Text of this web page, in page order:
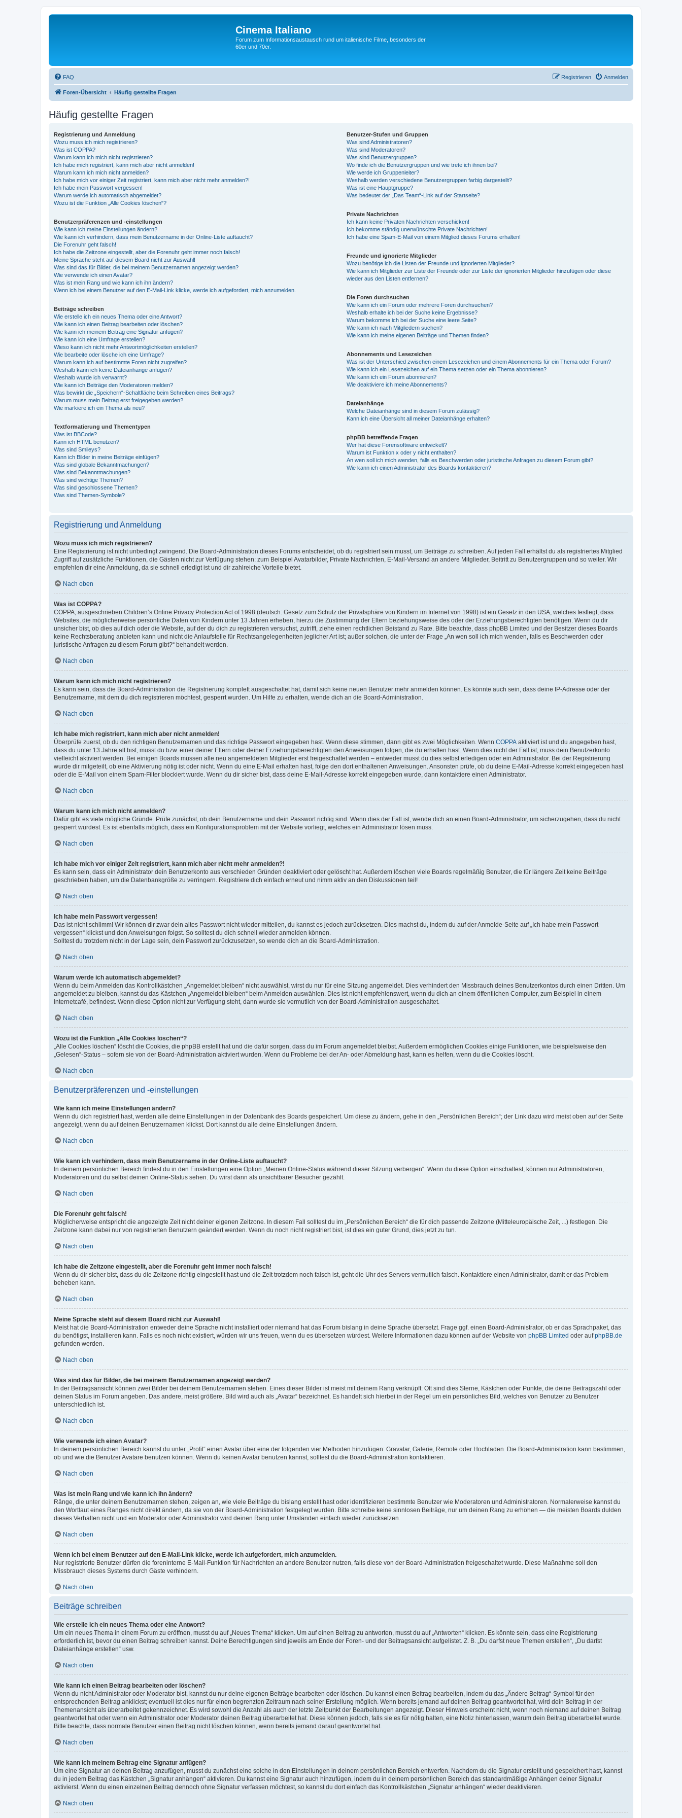
Cinema Italiano
Forum zum Informationsaustausch rund um italienische Filme, besonders der
60er und 70er.
FAQ Anmelden
Registrieren
Foren-Übersicht Häufig gestellte Fragen
Häufig gestellte Fragen
Registrierung und Anmeldung
Wozu muss ich mich registrieren?
Was ist COPPA?
Warum kann ich mich nicht registrieren?
Ich habe mich registriert, kann mich aber nicht anmelden!
Warum kann ich mich nicht anmelden?
Ich habe mich vor einiger Zeit registriert, kann mich aber nicht mehr anmelden?!
Ich habe mein Passwort vergessen!
Warum werde ich automatisch abgemeldet?
Wozu ist die Funktion „Alle Cookies löschen“?
Benutzerpräferenzen und -einstellungen
Wie kann ich meine Einstellungen ändern?
Wie kann ich verhindern, dass mein Benutzername in der Online-Liste auftaucht?
Die Forenuhr geht falsch!
Ich habe die Zeitzone eingestellt, aber die Forenuhr geht immer noch falsch!
Meine Sprache steht auf diesem Board nicht zur Auswahl!
Was sind das für Bilder, die bei meinem Benutzernamen angezeigt werden?
Wie verwende ich einen Avatar?
Was ist mein Rang und wie kann ich ihn ändern?
Wenn ich bei einem Benutzer auf den E-Mail-Link klicke, werde ich aufgefordert, mich anzumelden.
Beiträge schreiben
Wie erstelle ich ein neues Thema oder eine Antwort?
Wie kann ich einen Beitrag bearbeiten oder löschen?
Wie kann ich meinem Beitrag eine Signatur anfügen?
Wie kann ich eine Umfrage erstellen?
Wieso kann ich nicht mehr Antwortmöglichkeiten erstellen?
Wie bearbeite oder lösche ich eine Umfrage?
Warum kann ich auf bestimmte Foren nicht zugreifen?
Weshalb kann ich keine Dateianhänge anfügen?
Weshalb wurde ich verwarnt?
Wie kann ich Beiträge den Moderatoren melden?
Was bewirkt die „Speichern“-Schaltfläche beim Schreiben eines Beitrags?
Warum muss mein Beitrag erst freigegeben werden?
Wie markiere ich ein Thema als neu?
Textformatierung und Thementypen
Was ist BBCode?
Kann ich HTML benutzen?
Was sind Smileys?
Kann ich Bilder in meine Beiträge einfügen?
Was sind globale Bekanntmachungen?
Was sind Bekanntmachungen?
Was sind wichtige Themen?
Was sind geschlossene Themen?
Was sind Themen-Symbole?
Benutzer-Stufen und Gruppen
Was sind Administratoren?
Was sind Moderatoren?
Was sind Benutzergruppen?
Wo finde ich die Benutzergruppen und wie trete ich ihnen bei?
Wie werde ich Gruppenleiter?
Weshalb werden verschiedene Benutzergruppen farbig dargestellt?
Was ist eine Hauptgruppe?
Was bedeutet der „Das Team“-Link auf der Startseite?
Private Nachrichten
Ich kann keine Privaten Nachrichten verschicken!
Ich bekomme ständig unerwünschte Private Nachrichten!
Ich habe eine Spam-E-Mail von einem Mitglied dieses Forums erhalten!
Freunde und ignorierte Mitglieder
Wozu benötige ich die Listen der Freunde und ignorierten Mitglieder?
Wie kann ich Mitglieder zur Liste der Freunde oder zur Liste der ignorierten Mitglieder hinzufügen oder diese
wieder aus den Listen entfernen?
Die Foren durchsuchen
Wie kann ich ein Forum oder mehrere Foren durchsuchen?
Weshalb erhalte ich bei der Suche keine Ergebnisse?
Warum bekomme ich bei der Suche eine leere Seite?
Wie kann ich nach Mitgliedern suchen?
Wie kann ich meine eigenen Beiträge und Themen finden?
Abonnements und Lesezeichen
Was ist der Unterschied zwischen einem Lesezeichen und einem Abonnements für ein Thema oder Forum?
Wie kann ich ein Lesezeichen auf ein Thema setzen oder ein Thema abonnieren?
Wie kann ich ein Forum abonnieren?
Wie deaktiviere ich meine Abonnements?
Dateianhänge
Welche Dateianhänge sind in diesem Forum zulässig?
Kann ich eine Übersicht all meiner Dateianhänge erhalten?
phpBB betreffende Fragen
Wer hat diese Forensoftware entwickelt?
Warum ist Funktion x oder y nicht enthalten?
An wen soll ich mich wenden, falls es Beschwerden oder juristische Anfragen zu diesem Forum gibt?
Wie kann ich einen Administrator des Boards kontaktieren?
Registrierung und Anmeldung
Wozu muss ich mich registrieren?
Eine Registrierung ist nicht unbedingt zwingend. Die Board-Administration dieses Forums entscheidet, ob du registriert sein musst, um Beiträge zu schreiben. Auf jeden Fall erhältst du als registriertes Mitglied
Zugriff auf zusätzliche Funktionen, die Gästen nicht zur Verfügung stehen: zum Beispiel Avatarbilder, Private Nachrichten, E-Mail-Versand an andere Mitglieder, Beitritt zu Benutzergruppen und so weiter. Wir
empfehlen dir eine Anmeldung, da sie schnell erledigt ist und dir zahlreiche Vorteile bietet.
Nach oben
Was ist COPPA?
COPPA, ausgeschrieben Children’s Online Privacy Protection Act of 1998 (deutsch: Gesetz zum Schutz der Privatsphäre von Kindern im Internet von 1998) ist ein Gesetz in den USA, welches festlegt, dass
Websites, die möglicherweise persönliche Daten von Kindern unter 13 Jahren erheben, hierzu die Zustimmung der Eltern beziehungsweise des oder der Erziehungsberechtigten benötigen. Wenn du dir
unsicher bist, ob dies auf dich oder die Website, auf der du dich zu registrieren versuchst, zutrifft, ziehe einen rechtlichen Beistand zu Rate. Bitte beachte, dass phpBB Limited und der Besitzer dieses Boards
keine Rechtsberatung anbieten kann und nicht die Anlaufstelle für Rechtsangelegenheiten jeglicher Art ist; außer solchen, die unter der Frage „An wen soll ich mich wenden, falls es Beschwerden oder
juristische Anfragen zu diesem Forum gibt?“ behandelt werden.
Nach oben
Warum kann ich mich nicht registrieren?
Es kann sein, dass die Board-Administration die Registrierung komplett ausgeschaltet hat, damit sich keine neuen Benutzer mehr anmelden können. Es könnte auch sein, dass deine IP-Adresse oder der
Benutzername, mit dem du dich registrieren möchtest, gesperrt wurden. Um Hilfe zu erhalten, wende dich an die Board-Administration.
Nach oben
Ich habe mich registriert, kann mich aber nicht anmelden!
Überprüfe zuerst, ob du den richtigen Benutzernamen und das richtige Passwort eingegeben hast. Wenn diese stimmen, dann gibt es zwei Möglichkeiten. Wenn COPPA aktiviert ist und du angegeben hast,
dass du unter 13 Jahre alt bist, musst du bzw. einer deiner Eltern oder deiner Erziehungsberechtigten den Anweisungen folgen, die du erhalten hast. Wenn dies nicht der Fall ist, muss dein Benutzerkonto
vielleicht aktiviert werden. Bei einigen Boards müssen alle neu angemeldeten Mitglieder erst freigeschaltet werden – entweder musst du dies selbst erledigen oder ein Administrator. Bei der Registrierung
wurde dir mitgeteilt, ob eine Aktivierung nötig ist oder nicht. Wenn du eine E-Mail erhalten hast, folge den dort enthaltenen Anweisungen. Ansonsten prüfe, ob du deine E-Mail-Adresse korrekt eingegeben hast
oder die E-Mail von einem Spam-Filter blockiert wurde. Wenn du dir sicher bist, dass deine E-Mail-Adresse korrekt eingegeben wurde, dann kontaktiere einen Administrator.
Nach oben
Warum kann ich mich nicht anmelden?
Dafür gibt es viele mögliche Gründe. Prüfe zunächst, ob dein Benutzername und dein Passwort richtig sind. Wenn dies der Fall ist, wende dich an einen Board-Administrator, um sicherzugehen, dass du nicht
gesperrt wurdest. Es ist ebenfalls möglich, dass ein Konfigurationsproblem mit der Website vorliegt, welches ein Administrator lösen muss.
Nach oben
Ich habe mich vor einiger Zeit registriert, kann mich aber nicht mehr anmelden?!
Es kann sein, dass ein Administrator dein Benutzerkonto aus verschieden Gründen deaktiviert oder gelöscht hat. Außerdem löschen viele Boards regelmäßig Benutzer, die für längere Zeit keine Beiträge
geschrieben haben, um die Datenbankgröße zu verringern. Registriere dich einfach erneut und nimm aktiv an den Diskussionen teil!
Nach oben
Ich habe mein Passwort vergessen!
Das ist nicht schlimm! Wir können dir zwar dein altes Passwort nicht wieder mitteilen, du kannst es jedoch zurücksetzen. Dies machst du, indem du auf der Anmelde-Seite auf „Ich habe mein Passwort
vergessen“ klickst und den Anweisungen folgst. So solltest du dich schnell wieder anmelden können.
Solltest du trotzdem nicht in der Lage sein, dein Passwort zurückzusetzen, so wende dich an die Board-Administration.
Nach oben
Warum werde ich automatisch abgemeldet?
Wenn du beim Anmelden das Kontrollkästchen „Angemeldet bleiben“ nicht auswählst, wirst du nur für eine Sitzung angemeldet. Dies verhindert den Missbrauch deines Benutzerkontos durch einen Dritten. Um
angemeldet zu bleiben, kannst du das Kästchen „Angemeldet bleiben“ beim Anmelden auswählen. Dies ist nicht empfehlenswert, wenn du dich an einem öffentlichen Computer, zum Beispiel in einem
Internetcafé, befindest. Wenn diese Option nicht zur Verfügung steht, dann wurde sie vermutlich von der Board-Administration ausgeschaltet.
Nach oben
Wozu ist die Funktion „Alle Cookies löschen“?
„Alle Cookies löschen“ löscht die Cookies, die phpBB erstellt hat und die dafür sorgen, dass du im Forum angemeldet bleibst. Außerdem ermöglichen Cookies einige Funktionen, wie beispielsweise den
„Gelesen“-Status – sofern sie von der Board-Administration aktiviert wurden. Wenn du Probleme bei der An- oder Abmeldung hast, kann es helfen, wenn du die Cookies löscht.
Nach oben
Benutzerpräferenzen und -einstellungen
Wie kann ich meine Einstellungen ändern?
Wenn du dich registriert hast, werden alle deine Einstellungen in der Datenbank des Boards gespeichert. Um diese zu ändern, gehe in den „Persönlichen Bereich“; der Link dazu wird meist oben auf der Seite
angezeigt, wenn du auf deinen Benutzernamen klickst. Dort kannst du alle deine Einstellungen ändern.
Nach oben
Wie kann ich verhindern, dass mein Benutzername in der Online-Liste auftaucht?
In deinem persönlichen Bereich findest du in den Einstellungen eine Option „Meinen Online-Status während dieser Sitzung verbergen“. Wenn du diese Option einschaltest, können nur Administratoren,
Moderatoren und du selbst deinen Online-Status sehen. Du wirst dann als unsichtbarer Besucher gezählt.
Nach oben
Die Forenuhr geht falsch!
Möglicherweise entspricht die angezeigte Zeit nicht deiner eigenen Zeitzone. In diesem Fall solltest du im „Persönlichen Bereich“ die für dich passende Zeitzone (Mitteleuropäische Zeit, ...) festlegen. Die
Zeitzone kann dabei nur von registrierten Benutzern geändert werden. Wenn du noch nicht registriert bist, ist dies ein guter Grund, dies jetzt zu tun.
Nach oben
Ich habe die Zeitzone eingestellt, aber die Forenuhr geht immer noch falsch!
Wenn du dir sicher bist, dass du die Zeitzone richtig eingestellt hast und die Zeit trotzdem noch falsch ist, geht die Uhr des Servers vermutlich falsch. Kontaktiere einen Administrator, damit er das Problem
beheben kann.
Nach oben
Meine Sprache steht auf diesem Board nicht zur Auswahl!
Meist hat die Board-Administration entweder deine Sprache nicht installiert oder niemand hat das Forum bislang in deine Sprache übersetzt. Frage ggf. einen Board-Administrator, ob er das Sprachpaket, das
du benötigst, installieren kann. Falls es noch nicht existiert, würden wir uns freuen, wenn du es übersetzen würdest. Weitere Informationen dazu können auf der Website von phpBB Limited oder aufphpBB.de
gefunden werden.
Nach oben
Was sind das für Bilder, die bei meinem Benutzernamen angezeigt werden?
In der Beitragsansicht können zwei Bilder bei deinem Benutzernamen stehen. Eines dieser Bilder ist meist mit deinem Rang verknüpft: Oft sind dies Sterne, Kästchen oder Punkte, die deine Beitragszahl oder
deinen Status im Forum angeben. Das andere, meist größere, Bild wird auch als „Avatar“ bezeichnet. Es handelt sich hierbei in der Regel um ein persönliches Bild, welches von Benutzer zu Benutzer
unterschiedlich ist.
Nach oben
Wie verwende ich einen Avatar?
In deinem persönlichen Bereich kannst du unter „Profil“ einen Avatar über eine der folgenden vier Methoden hinzufügen: Gravatar, Galerie, Remote oder Hochladen. Die Board-Administration kann bestimmen,
ob und wie die Benutzer Avatare benutzen können. Wenn du keinen Avatar benutzen kannst, solltest du die Board-Administration kontaktieren.
Nach oben
Was ist mein Rang und wie kann ich ihn ändern?
Ränge, die unter deinem Benutzernamen stehen, zeigen an, wie viele Beiträge du bislang erstellt hast oder identifizieren bestimmte Benutzer wie Moderatoren und Administratoren. Normalerweise kannst du
den Wortlaut eines Ranges nicht direkt ändern, da sie von der Board-Administration festgelegt wurden. Bitte schreibe keine sinnlosen Beiträge, nur um deinen Rang zu erhöhen — die meisten Boards dulden
dieses Verhalten nicht und ein Moderator oder Administrator wird deinen Rang unter Umständen einfach wieder zurücksetzen.
Nach oben
Wenn ich bei einem Benutzer auf den E-Mail-Link klicke, werde ich aufgefordert, mich anzumelden.
Nur registrierte Benutzer dürfen die foreninterne E-Mail-Funktion für Nachrichten an andere Benutzer nutzen, falls diese von der Board-Administration freigeschaltet wurde. Diese Maßnahme soll den
Missbrauch dieses Systems durch Gäste verhindern.
Nach oben
Beiträge schreiben
Wie erstelle ich ein neues Thema oder eine Antwort?
Um ein neues Thema in einem Forum zu eröffnen, musst du auf „Neues Thema“ klicken. Um auf einen Beitrag zu antworten, musst du auf „Antworten“ klicken. Es könnte sein, dass eine Registrierung
erforderlich ist, bevor du einen Beitrag schreiben kannst. Deine Berechtigungen sind jeweils am Ende der Foren- und der Beitragsansicht aufgelistet. Z. B. „Du darfst neue Themen erstellen“, „Du darfst
Dateianhänge erstellen“ usw.
Nach oben
Wie kann ich einen Beitrag bearbeiten oder löschen?
Wenn du nicht Administrator oder Moderator bist, kannst du nur deine eigenen Beiträge bearbeiten oder löschen. Du kannst einen Beitrag bearbeiten, indem du das „Ändere Beitrag“-Symbol für den
entsprechenden Beitrag anklickst; eventuell ist dies nur für einen begrenzten Zeitraum nach seiner Erstellung möglich. Wenn bereits jemand auf deinen Beitrag geantwortet hat, wird dein Beitrag in der
Themenansicht als überarbeitet gekennzeichnet. Es wird sowohl die Anzahl als auch der letzte Zeitpunkt der Bearbeitungen angezeigt. Dieser Hinweis erscheint nicht, wenn noch niemand auf deinen Beitrag
geantwortet hat oder wenn ein Administrator oder Moderator deinen Beitrag überarbeitet hat. Diese können jedoch, falls sie es für nötig halten, eine Notiz hinterlassen, warum dein Beitrag überarbeitet wurde.
Bitte beachte, dass normale Benutzer einen Beitrag nicht löschen können, wenn bereits jemand darauf geantwortet hat.
Nach oben
Wie kann ich meinem Beitrag eine Signatur anfügen?
Um eine Signatur an deinen Beitrag anzufügen, musst du zunächst eine solche in den Einstellungen in deinem persönlichen Bereich entwerfen. Nachdem du die Signatur erstellt und gespeichert hast, kannst
du in jedem Beitrag das Kästchen „Signatur anhängen“ aktivieren. Du kannst eine Signatur auch hinzufügen, indem du in deinem persönlichen Bereich das standardmäßige Anhängen deiner Signatur
aktivierst. Wenn du einen einzelnen Beitrag dennoch ohne Signatur verfassen möchtest, so kannst du dort einfach das Kontrollkästchen „Signatur anhängen“ wieder deaktivieren.
Nach oben